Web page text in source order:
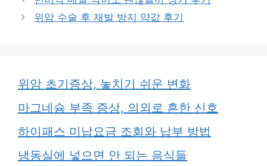
리
위암 수술 후 재발 방지 약값 후기
위암 초기증상, 놓치기 쉬운 변화
마그네슘 부족 증상, 의외로 흔한 신호
하이패스 미납요금 조회와 납부 방법
냉동실에 넣으면 안 되는 음식들